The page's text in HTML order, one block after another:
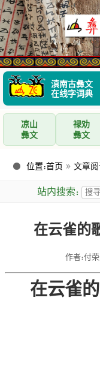
滇南古彝文
在线字词典
凉山
彝文
禄劝
彝文
位置：首页 » 文章阅
站内搜索：
在云雀的
作者：付荣
在云雀